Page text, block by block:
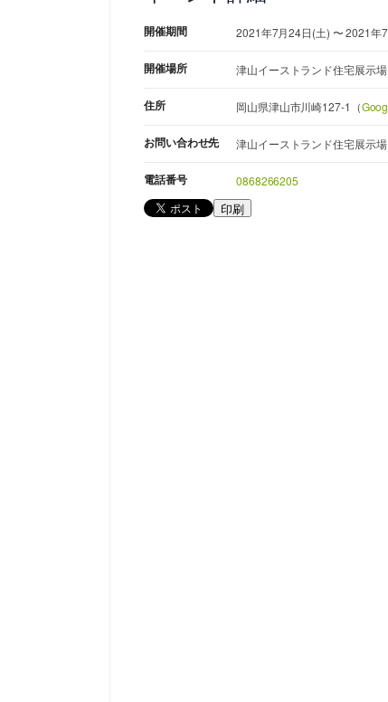
開催期間 2021年7月24日(土) 〜 2021年
開催場所 津山イーストランド住宅展示場
住所 岡山県津山市川崎127-1（
お問い合わせ先 津山イーストランド住宅展示場
電話番号 0868266205
印刷